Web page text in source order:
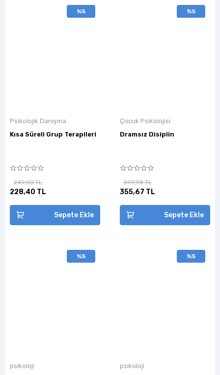
%5
Psikolojik Danışma
Kısa Süreli Grup Terapileri
249,00 TL
228,40 TL
Sepete Ekle
%5
Çocuk Psikolojisi
Dramsız Disiplin
399,98 TL
355,67 TL
Sepete Ekle
%5
psikoloji
%5
psikoloji